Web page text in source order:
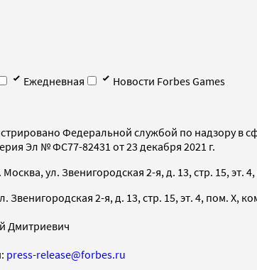
Ежедневная
Новости Forbes Games
Федеральной службой по надзору в
Эл № ФС77-82431 от 23 декабря 2021 г.
ул. Звенигородская 2-я, д. 13, стр. 15, эт.
Звенигородская 2-я, д. 13, стр. 15, эт. 4, пом. X,
Дмитриевич
press-release@forbes.ru